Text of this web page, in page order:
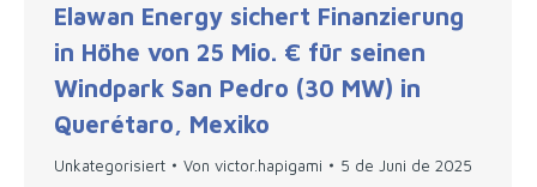
Elawan Energy sichert Finanzierung
in Höhe von 25 Mio. € für seinen
Windpark San Pedro (30 MW) in
Querétaro, Mexiko
Unkategorisiert Von victor.hapigami 5 de Juni de 2025